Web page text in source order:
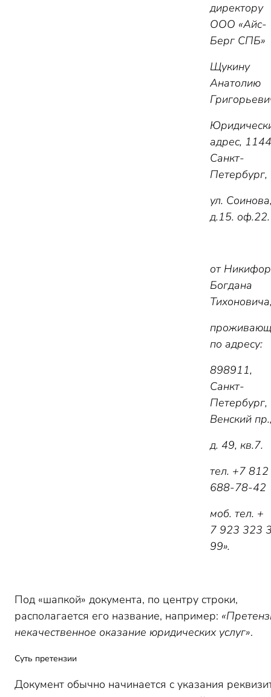
директору
ООО «Айс-
Берг СПБ»
Щукину
Анатолию
адрес,
Санкт-
Петербург,
ул.
д.15. оф.22.
от
Богдана
по адресу:
898911,
Санкт-
Петербург,
Венский
д. 49, кв.7.
тел. +7 812
688-78-42
моб. тел. +
7 923 323
99».
Под «шапкой» документа, по центру строки,
располагается его название, например: «
некачественное оказание юридических услуг».
Суть претензии
Документ обычно начинается с указания